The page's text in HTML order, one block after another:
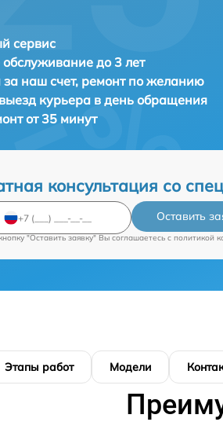
сервис
обслуживание до 3 лет
наш счет, ремонт по желанию
курьера в день обращения
от 35 минут
консультация со
Оставить
"Оставить заявку" Вы соглашаетесь c политикой
Этапы работ Модели